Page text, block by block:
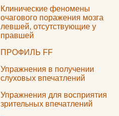
Клинические феномены
очагового поражения мозга
левшей, отсутствующие у
правшей
ПРОФИЛЬ FF
Упражнения в получении
слуховых впечатлений
Упражнения для восприятия
зрительных впечатлений